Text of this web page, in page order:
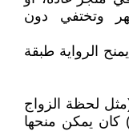
وتختفي دون
الرواية طبقة
لحظة الزواج
كان يمكن منحها